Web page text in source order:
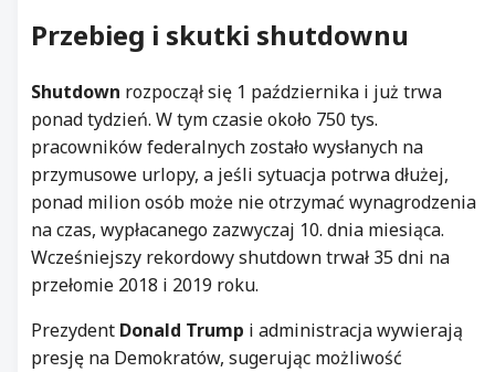
Przebieg i skutki shutdownu
Shutdown rozpoczął się 1 października i już trwa
ponad tydzień. W tym czasie około 750 tys.
pracowników federalnych zostało wysłanych na
przymusowe urlopy, a jeśli sytuacja potrwa dłużej,
ponad milion osób może nie otrzymać wynagrodzenia
na czas, wypłacanego zazwyczaj 10. dnia miesiąca.
Wcześniejszy rekordowy shutdown trwał 35 dni na
przełomie 2018 i 2019 roku.
Prezydent Donald Trump i administracja wywierają
presję na Demokratów, sugerując możliwość